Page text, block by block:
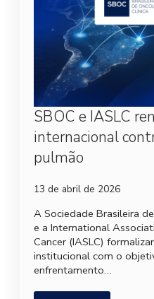
SBOC e IASLC
internacional
pulmão
13 de abril de 2026
A Sociedade Brasileira
e a International
Cancer (IASLC)
institucional com o
enfrentamento…